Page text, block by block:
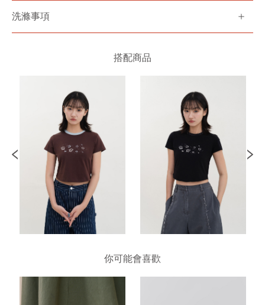
洗滌事項
搭配商品
你可能會喜歡